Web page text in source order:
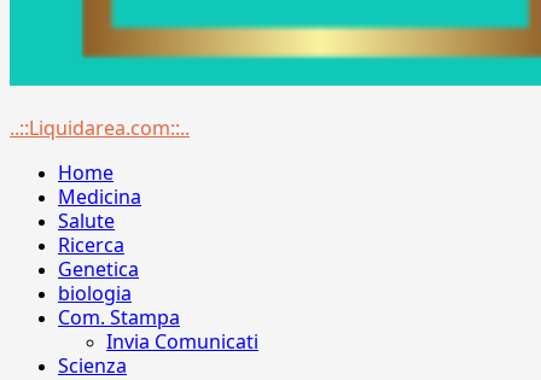
Menu
..::Liquidarea.com::..
Home
Medicina
Salute
Ricerca
Genetica
biologia
Com. Stampa
Invia Comunicati
Scienza